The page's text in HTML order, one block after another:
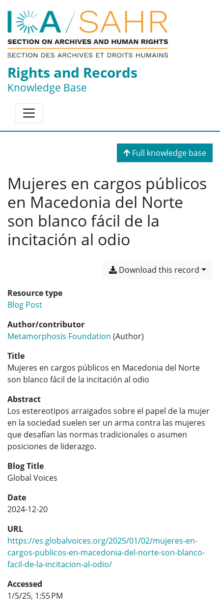
Rights and Records
Knowledge Base
Full knowledge base
Mujeres en cargos públicos
en Macedonia del Norte
son blanco fácil de la
incitación al odio
Download this record
Resource type
Blog Post
Author/contributor
Metamorphosis Foundation (Author)
Title
Mujeres en cargos públicos en Macedonia del Norte
son blanco fácil de la incitación al odio
Abstract
Los estereotipos arraigados sobre el papel de la mujer
en la sociedad suelen ser un arma contra las mujeres
que desafían las normas tradicionales o asumen
posiciones de liderazgo.
Blog Title
Global Voices
Date
2024-12-20
URL
https://es.globalvoices.org/2025/01/02/mujeres-en-
cargos-publicos-en-macedonia-del-norte-son-blanco-
facil-de-la-incitacion-al-odio/
Accessed
1/5/25, 1:55 PM